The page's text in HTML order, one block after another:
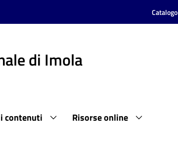
di Imola
contenuti Risorse online